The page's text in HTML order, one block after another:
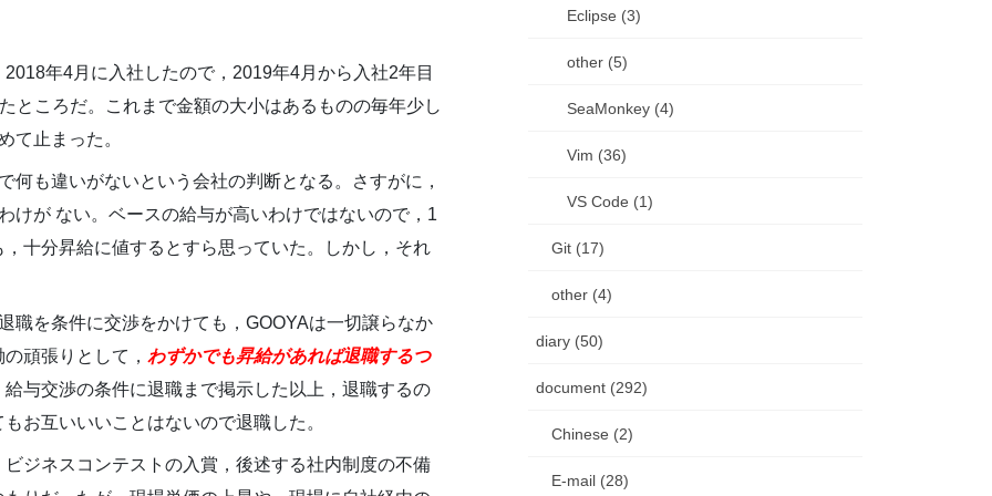
2018年4月に入社したので，2019年4月から入社2年目
ところだ。これまで金額の大小はあるものの毎年少し
て止まった。
何も違いがないという会社の判断となる。さすがに，
けが ない。ベースの給与が高いわけではないので，1
十分昇給に値するとすら思っていた。しかし，それ
職を条件に交渉をかけても，GOOYAは一切譲らなか
頑張りとして， わずかでも昇給があれば退職するつ
与交渉の条件に退職まで掲示した以上，退職するの
お互いいいことはないので退職した。
ジネスコンテストの入賞，後述する社内制度の不備
Eclipse (3)
other (5)
SeaMonkey (4)
Vim (36)
VS Code (1)
Git (17)
other (4)
diary (50)
document (292)
Chinese (2)
E-mail (28)